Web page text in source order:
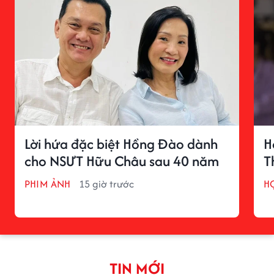
Lời hứa đặc biệt Hồng Đào dành
cho NSƯT Hữu Châu sau 40 năm
PHIM ẢNH 15 giờ trước
TIN MỚI